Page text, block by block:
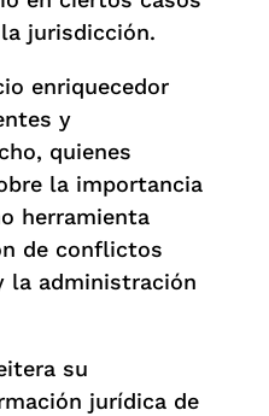
jurisdicción.
enriquecedor
y
quienes
la importancia
herramienta
de conflictos
la administración
su
jurídica de